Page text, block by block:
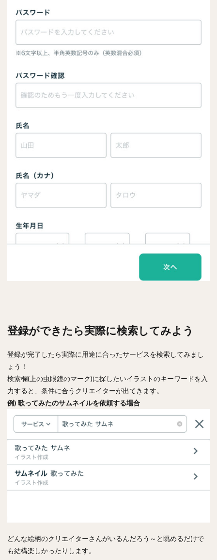
登録ができたら実際に検索してみよう
登録が完了したら実際に用途に合ったサービスを検索してみまし
ょう！
検索欄(上の虫眼鏡のマーク)に探したいイラストのキーワードを入
力すると、条件に合うクリエイターが出てきます。
例) 歌ってみたのサムネイルを依頼する場合
どんな絵柄のクリエイターさんがいるんだろう～と眺めるだけで
も結構楽しかったりします。